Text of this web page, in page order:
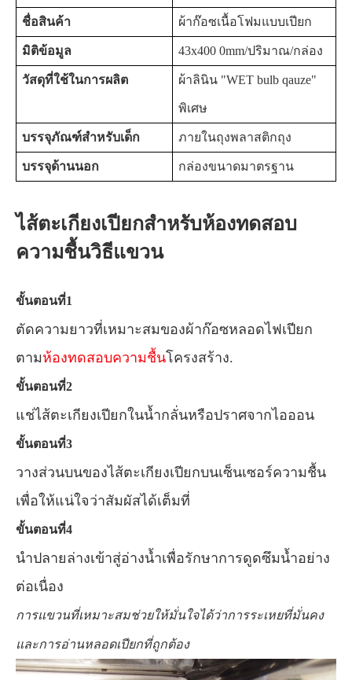
ชื่อสินค้า ผ้าก๊อซเนื้อโฟมแบบเปียก
มิติข้อมูล 43x400 0mm/ปริมาณ/กล่อง
วัสดุที่ใช้ในการผลิต ผ้าลินิน "WET bulb qauze"
พิเศษ
บรรจุภัณฑ์สำหรับเด็ก ภายในถุงพลาสติกถุง
บรรจุด้านนอก กล่องขนาดมาตรฐาน
ไส้ตะเกียงเปียกสำหรับห้องทดสอบ
ความชื้นวิธีแขวน
ขั้นตอนที่1
ตัดความยาวที่เหมาะสมของผ้าก๊อซหลอดไฟเปียก
ตามห้องทดสอบความชื้นโครงสร้าง.
ขั้นตอนที่2
แช่ไส้ตะเกียงเปียกในน้ำกลั่นหรือปราศจากไอออน
ขั้นตอนที่3
วางส่วนบนของไส้ตะเกียงเปียกบนเซ็นเซอร์ความชื้น
เพื่อให้แน่ใจว่าสัมผัสได้เต็มที่
ขั้นตอนที่4
นำปลายล่างเข้าสู่อ่างน้ำเพื่อรักษาการดูดซึมน้ำอย่าง
ต่อเนื่อง
การแขวนที่เหมาะสมช่วยให้มั่นใจได้ว่าการระเหยที่มั่นคง
และการอ่านหลอดเปียกที่ถูกต้อง